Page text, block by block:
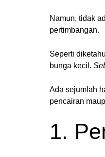
Namun, tidak
pertimbangan.
Seperti
bunga kecil.
Ada sejumlah
pencairan
1.